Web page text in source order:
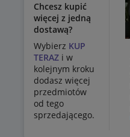
Chcesz kupić
więcej z jedną
dostawą?
Wybierz KUP
TERAZ i w
kolejnym kroku
dodasz więcej
przedmiotów
od tego
sprzedającego.